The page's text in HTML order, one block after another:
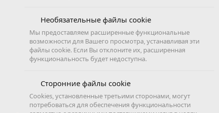
Необязательные файлы cookie
Мы предоставляем расширенные функциональные
возможности для Вашего просмотра, устанавливая эти
файлы cookie. Если Вы отклоните их, расширенная
функциональность будет недоступна.
Сторонние файлы cookie
Cookies, установленные третьими сторонами, могут
потребоваться для обеспечения функциональности